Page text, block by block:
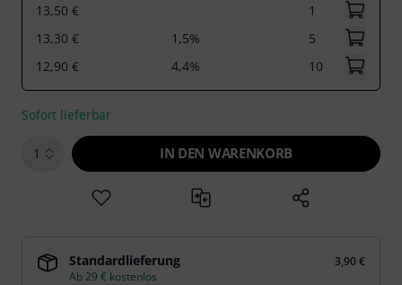
13,50 €
1
13,30 €
1,5%
5
12,90 €
4,4% 10
Sofort lieferbar
1 IN DEN WARENKORB
Standardlieferung
3,90 €
Ab 29 € kostenlos